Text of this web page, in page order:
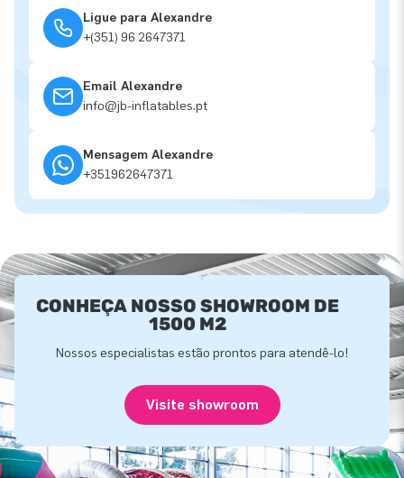
Ligue para Alexandre
+(351) 96 2647371
Email Alexandre
info@jb-inflatables.pt
Mensagem Alexandre
+351962647371
CONHEÇA NOSSO SHOWROOM DE
1500 M2
Nossos especialistas estão prontos para atendê-lo!
Visite showroom